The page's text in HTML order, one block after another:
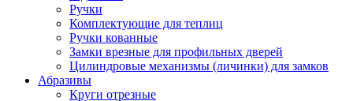
Ручки
Комплектующие для теплиц
Ручки кованные
Замки врезные для профильных дверей
Цилиндровые механизмы (личинки) для замков
Абразивы
Круги отрезные